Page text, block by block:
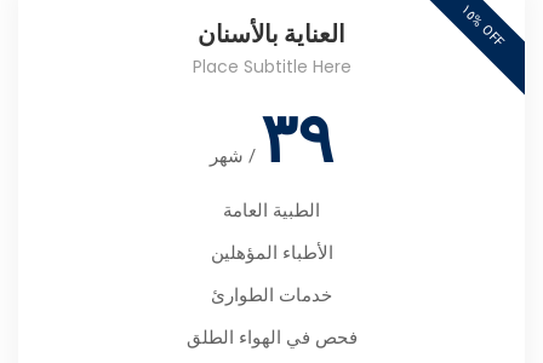
العناية بالأسنان
Place Subtitle Here
٣٩ / شهر
الطبية العامة
الأطباء المؤهلين
خدمات الطوارئ
فحص في الهواء الطلق
١
٥
%
O
F
F